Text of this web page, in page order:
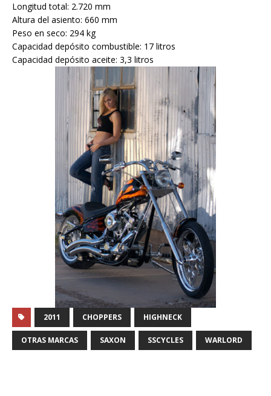
Longitud total: 2.720 mm
Altura del asiento: 660 mm
Peso en seco: 294 kg
Capacidad depósito combustible: 17 litros
Capacidad depósito aceite: 3,3 litros
2011 CHOPPERS HIGHNECK
OTRAS MARCAS SAXON SSCYCLES WARLORD